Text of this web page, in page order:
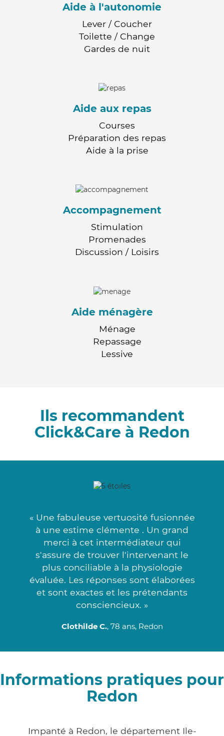
Aide à l'autonomie
Lever / Coucher
Toilette / Change
Gardes de nuit
Aide aux repas
Courses
Préparation des repas
Aide à la prise
Accompagnement
Stimulation
Promenades
Discussion / Loisirs
Aide ménagère
Ménage
Repassage
Lessive
Ils recommandent
Click&Care à Redon
« Une fabuleuse vertuosité fusionnée
à une estime clémente . Un grand
merci à cet intermédiateur qui
s'assure de trouver l'intervenant le
plus conciliable à la physiologie
évaluée. Les réponses sont élaborées
et sont exactes et les prétendants
consciencieux. »
Clothilde C., 78 ans, Redon
Informations pratiques pour
Redon
Impanté à Redon, le département Ile-